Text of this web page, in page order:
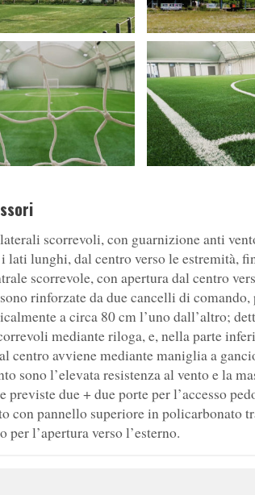
scorrevoli, con guarnizione anti
lati lunghi, dal centro verso le estremità,
scorrevole, con apertura dal centro
rinforzate da due cancelli di
a circa 80 cm l’uno dall’altro;
mediante riloga, e, nella parte
centro avviene mediante maniglia a
sono l’elevata resistenza al vento e la
previste due + due porte per l’accesso
con pannello superiore in policarbonato
per l’apertura verso l’esterno.